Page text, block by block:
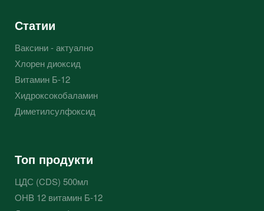
Статии
Ваксини - актуално
Хлорен диоксид
Витамин Б-12
Хидроксокобаламин
Диметилсулфоксид
Топ продукти
ЦДС (CDS) 500мл
OHB 12 витамин Б-12